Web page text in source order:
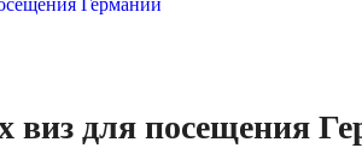
Германии
виз для посещения